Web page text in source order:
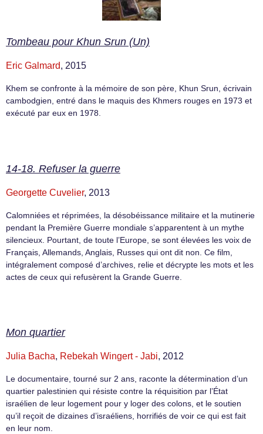
Tombeau pour Khun Srun (Un)
Eric Galmard, 2015
Khem se confronte à la mémoire de son père, Khun Srun, écrivain
cambodgien, entré dans le maquis des Khmers rouges en 1973 et
exécuté par eux en 1978.
14-18. Refuser la guerre
Georgette Cuvelier, 2013
Calomniées et réprimées, la désobéissance militaire et la mutinerie
pendant la Première Guerre mondiale s’apparentent à un mythe
silencieux. Pourtant, de toute l’Europe, se sont élevées les voix de
Français, Allemands, Anglais, Russes qui ont dit non. Ce film,
intégralement composé d’archives, relie et décrypte les mots et les
actes de ceux qui refusèrent la Grande Guerre.
Mon quartier
Julia Bacha, Rebekah Wingert - Jabi, 2012
Le documentaire, tourné sur 2 ans, raconte la détermination d’un
quartier palestinien qui résiste contre la réquisition par l’État
israélien de leur logement pour y loger des colons, et le soutien
qu’il reçoit de dizaines d’israéliens, horrifiés de voir ce qui est fait
en leur nom.